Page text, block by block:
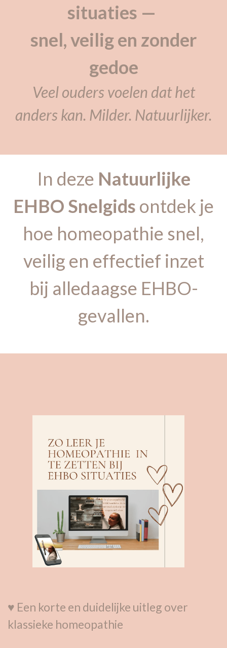
situaties —
snel, veilig en zonder
gedoe
Veel ouders voelen dat het
anders kan. Milder. Natuurlijker.
In deze Natuurlijke
EHBO Snelgids ontdek je
hoe homeopathie snel,
veilig en effectief inzet
bij alledaagse EHBO-
gevallen.
♥ Een korte en duidelijke uitleg over
klassieke homeopathie